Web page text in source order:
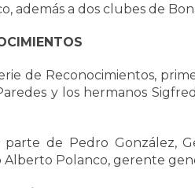
además a dos clubes de
de Reconocimientos,
y los hermanos
de Pedro González,
Polanco, gerente